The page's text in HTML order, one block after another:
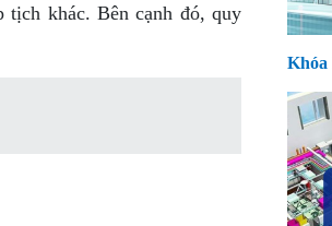
khác. Bên cạnh đó, quy
Khóa